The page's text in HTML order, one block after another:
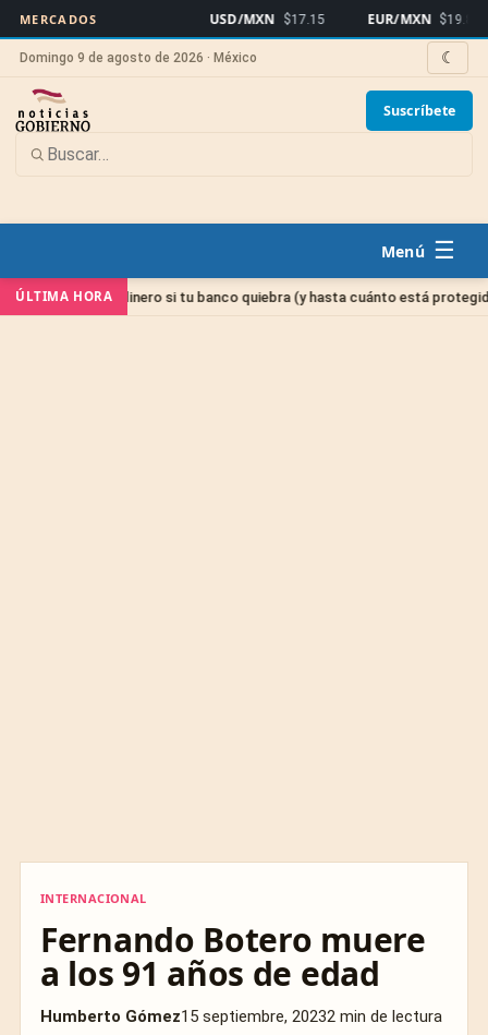
MERCADOS USD/MXN $17.15 EUR/MXN $19.81
Domingo 9 de agosto de 2026 · México ☾
Suscríbete
☰
ÚLTIMA HORA
con tu dinero si tu banco quiebra (y hasta cuánto está protegido)
INTERNACIONAL
Fernando Botero muere
a los 91 años de edad
Humberto Gómez15 septiembre, 20232 min de lectura